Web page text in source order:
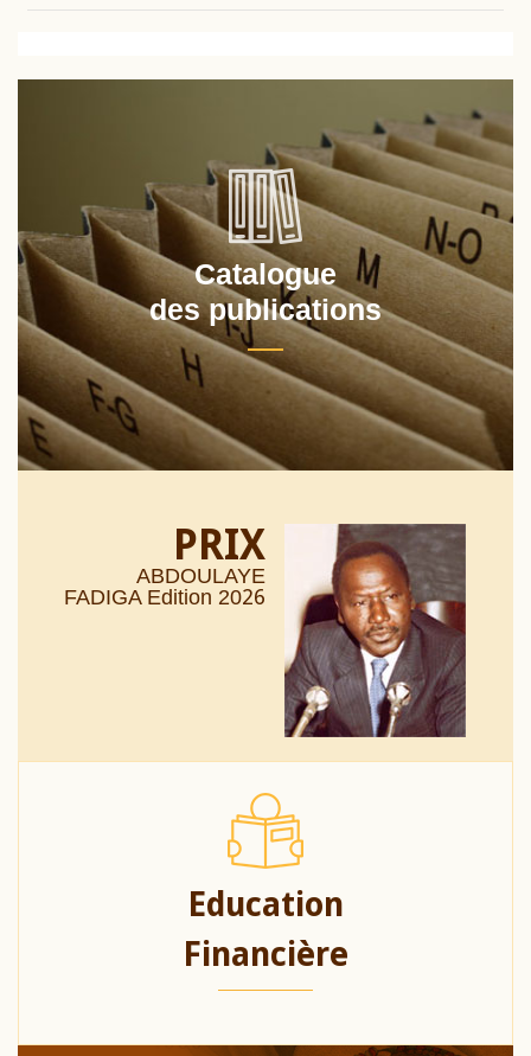
Catalogue
des publications
PRIX
ABDOULAYE
FADIGA Edition 2026
Education
Financière